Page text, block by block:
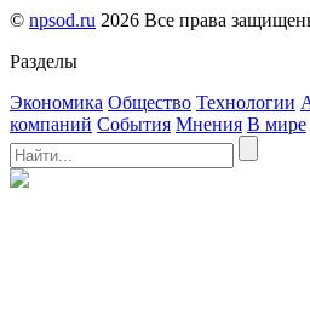
© npsod.ru 2026 Все права
Разделы
Экономика Общество Технологии
компаний События Мнения В мире